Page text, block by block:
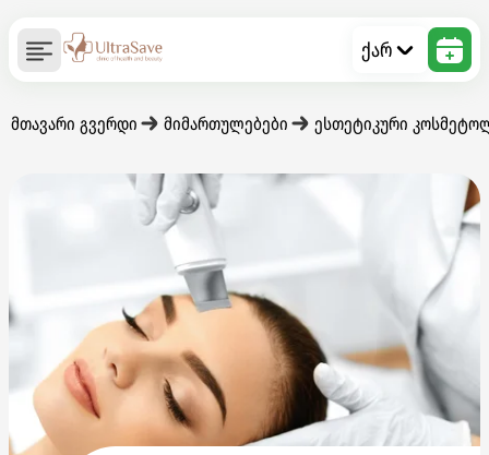
ქარ
მთავარი გვერდი მიმართულებები ესთეტიკური